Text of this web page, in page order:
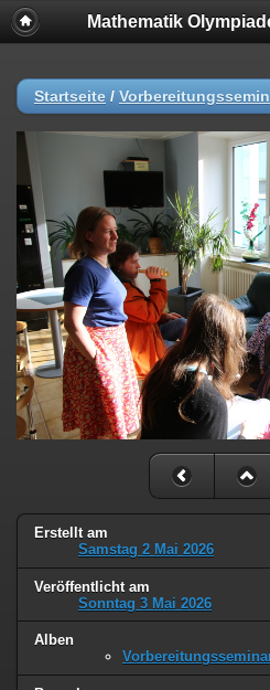
Mathematik
Startseite /
Erstellt am
Samstag 2 Mai 2026
Veröffentlicht am
Sonntag 3 Mai 2026
Alben